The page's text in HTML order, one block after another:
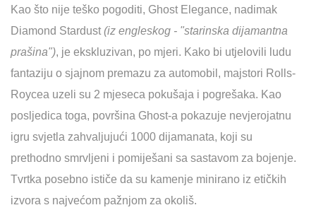
Kao što nije teško pogoditi, Ghost Elegance, nadimak
Diamond Stardust (iz engleskog - "starinska dijamantna
prašina"), je ekskluzivan, po mjeri. Kako bi utjelovili ludu
fantaziju o sjajnom premazu za automobil, majstori Rolls-
Roycea uzeli su 2 mjeseca pokušaja i pogrešaka. Kao
posljedica toga, površina Ghost-a pokazuje nevjerojatnu
igru svjetla zahvaljujući 1000 dijamanata, koji su
prethodno smrvljeni i pomiješani sa sastavom za bojenje.
Tvrtka posebno ističe da su kamenje minirano iz etičkih
izvora s najvećom pažnjom za okoliš.